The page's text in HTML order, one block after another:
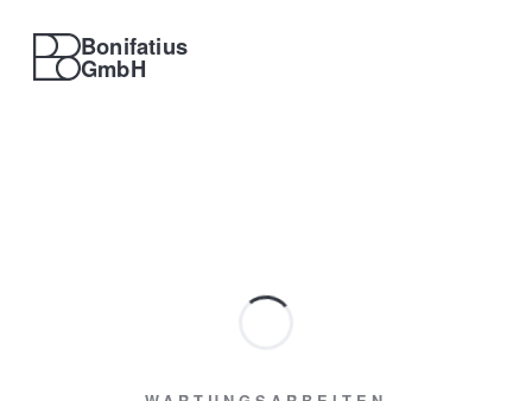
Bonifatius
GmbH